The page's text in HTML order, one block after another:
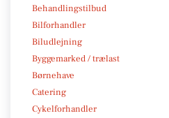
Behandlingstilbud
Bilforhandler
Biludlejning
Byggemarked / trælast
Børnehave
Catering
Cykelforhandler